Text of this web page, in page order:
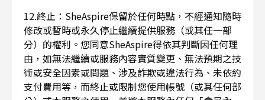
12.終止：SheAspire保留於任何時點，不經通知隨時
修改或暫時或永久停止繼續提供服務（或其任一部
分）的權利。您同意SheAspire得依其判斷因任何理
由，如無法繼續或服務內容實質變更、無法預期之技
術或安全因素或問題、涉及詐欺或違法行為、未依約
支付費用等，而終止或限制您使用帳號（或其任何部